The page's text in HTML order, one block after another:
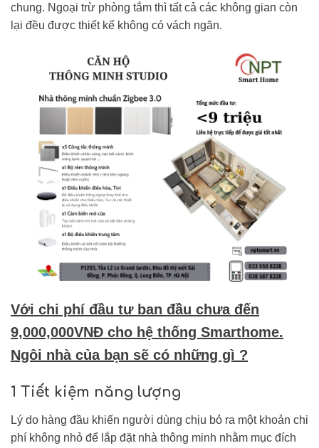
chung. Ngoại trừ phòng tắm thì tất cả các không gian còn
lại đều được thiết kế không có vách ngăn.
Với chi phí đầu tư ban đầu chưa đến
9,000,000VNĐ cho hệ thống Smarthome.
Ngôi nhà của bạn sẽ có những gì ?
1 Tiết kiệm năng lượng
Lý do hàng đầu khiến người dùng chịu bỏ ra một khoản chi
phí không nhỏ để lắp đặt nhà thông minh nhằm mục đích